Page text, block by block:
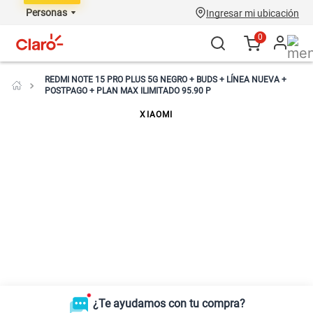
Personas Ingresar mi ubicación
0
REDMI NOTE 15 PRO PLUS 5G NEGRO + BUDS + LÍNEA NUEVA +
POSTPAGO + PLAN MAX ILIMITADO 95.90 P
XIAOMI
¿Te ayudamos con tu compra?